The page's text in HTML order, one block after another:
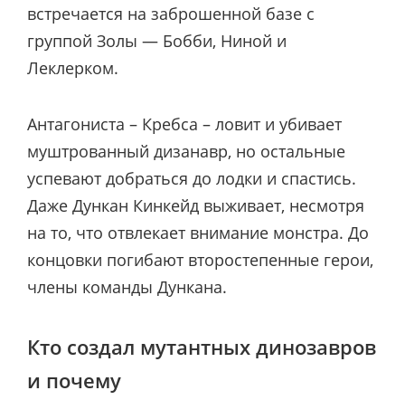
встречается на заброшенной базе с
группой Золы — Бобби, Ниной и
Леклерком.
Антагониста – Кребса – ловит и убивает
муштрованный дизанавр, но остальные
успевают добраться до лодки и спастись.
Даже Дункан Кинкейд выживает, несмотря
на то, что отвлекает внимание монстра. До
концовки погибают второстепенные герои,
члены команды Дункана.
Кто создал мутантных динозавров
и почему